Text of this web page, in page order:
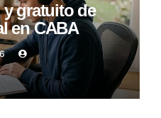
gratuito de
en CABA